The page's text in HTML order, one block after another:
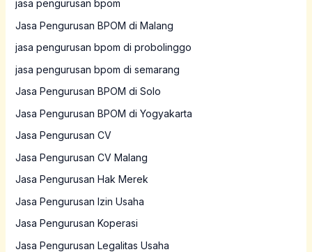
jasa pengurusan bpom
Jasa Pengurusan BPOM di Malang
jasa pengurusan bpom di probolinggo
jasa pengurusan bpom di semarang
Jasa Pengurusan BPOM di Solo
Jasa Pengurusan BPOM di Yogyakarta
Jasa Pengurusan CV
Jasa Pengurusan CV Malang
Jasa Pengurusan Hak Merek
Jasa Pengurusan Izin Usaha
Jasa Pengurusan Koperasi
Jasa Pengurusan Legalitas Usaha